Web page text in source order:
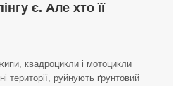
є. Але хто її
квадроцикли і мотоцикли
території, руйнують ґрунтовий